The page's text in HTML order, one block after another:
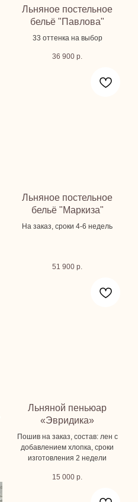
Льняное постельное
бельё "Павлова"
33 оттенка на выбор
36 900 р.
Льняное постельное
бельё "Маркиза"
На заказ, сроки 4-6 недель
51 900 р.
Льняной пеньюар
«Эвридика»
Пошив на заказ, состав: лен с
добавлением хлопка, сроки
изготовления 2 недели
15 000 р.